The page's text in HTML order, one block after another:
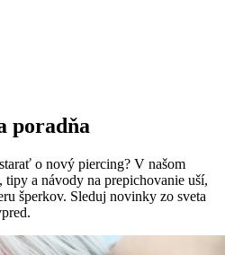
poradňa
o nový piercing? V našom
tipy a návody na prepichovanie uší,
šperkov. Sleduj novinky zo sveta